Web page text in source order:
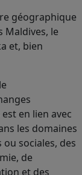
géographique
Maldives, le
et, bien
en lien avec
les domaines
sociales, des
de
et des